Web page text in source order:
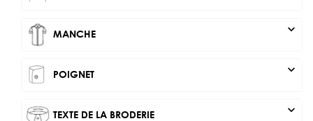
MANCHE expand_more
POIGNET expand_more
TEXTE DE LA BRODERIE expand_more